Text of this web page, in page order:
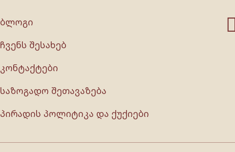
ბლოგი
ჩვენს შესახებ
კონტაქტები
საზოგადო შეთავაზება
პირადის პოლიტიკა და ქუქიები